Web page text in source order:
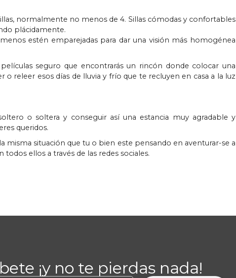
normalmente no menos de 4. Sillas cómodas y confortables
plácidamente.
estén emparejadas para dar una visión más homogénea
seguro que encontrarás un rincón donde colocar una
releer esos días de lluvia y frío que te recluyen en casa a la luz
o soltera y conseguir así una estancia muy agradable y
queridos.
misma situación que tu o bien este pensando en aventurar-se a
ellos a través de las redes sociales.
¡y no te pierdas nada!